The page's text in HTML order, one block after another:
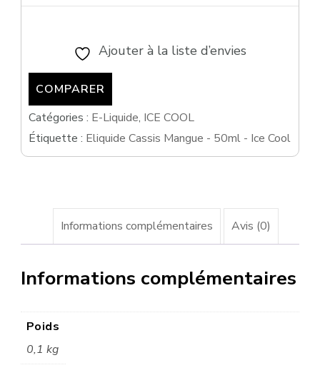
50ml
Ice
Ajouter à la liste d’envies
COMPARER
Catégories : E-Liquide, ICE COOL
Étiquette : Eliquide Cassis Mangue - 50ml - Ice Cool
Informations complémentaires Avis (0)
Informations complémentaires
Poids
0,1 kg